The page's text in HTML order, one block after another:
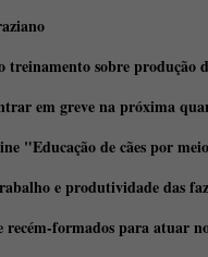
sobre produção
em greve na próxima
"Educação de cães por
e produtividade das
formados para atuar